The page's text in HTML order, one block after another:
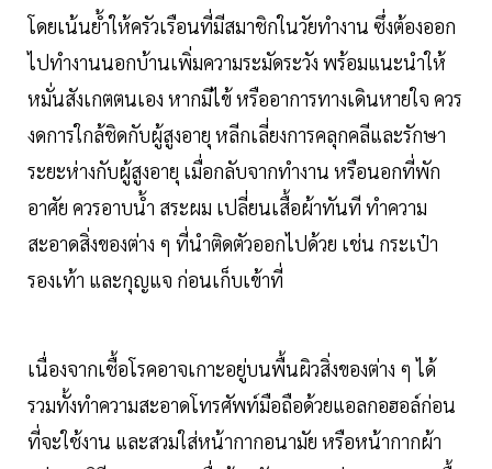
โดยเน้นย้ำให้ครัวเรือนที่มีสมาชิกในวัยทำงาน ซึ่งต้องออก
ไปทำงานนอกบ้านเพิ่มความระมัดระวัง พร้อมแนะนำให้
หมั่นสังเกตตนเอง หากมีไข้ หรืออาการทางเดินหายใจ ควร
งดการใกล้ชิดกับผู้สูงอายุ หลีกเลี่ยงการคลุกคลีและรักษา
ระยะห่างกับผู้สูงอายุ เมื่อกลับจากทำงาน หรือนอกที่พัก
อาศัย ควรอาบน้ำ สระผม เปลี่ยนเสื้อผ้าทันที ทำความ
สะอาดสิ่งของต่าง ๆ ที่นำติดตัวออกไปด้วย เช่น กระเป๋า
รองเท้า และกุญแจ ก่อนเก็บเข้าที่
เนื่องจากเชื้อโรคอาจเกาะอยู่บนพื้นผิวสิ่งของต่าง ๆ ได้
รวมทั้งทำความสะอาดโทรศัพท์มือถือด้วยแอลกอฮอล์ก่อน
ที่จะใช้งาน และสวมใส่หน้ากากอนามัย หรือหน้ากากผ้า